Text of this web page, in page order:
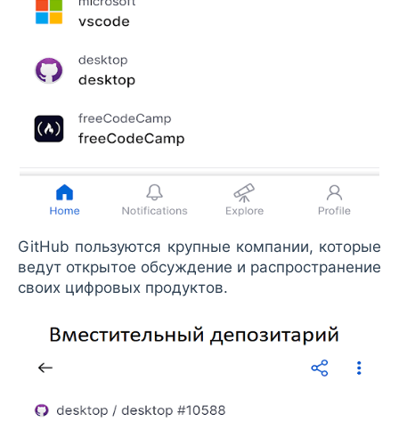
GitHub пользуются крупные компании, которые
ведут открытое обсуждение и распространение
своих цифровых продуктов.